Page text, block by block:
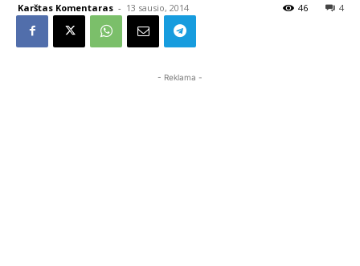
Karštas Komentaras - 13 sausio, 2014 4
46
- Reklama -